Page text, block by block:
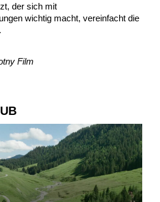
der sich mit
wichtig macht, vereinfacht die
Film